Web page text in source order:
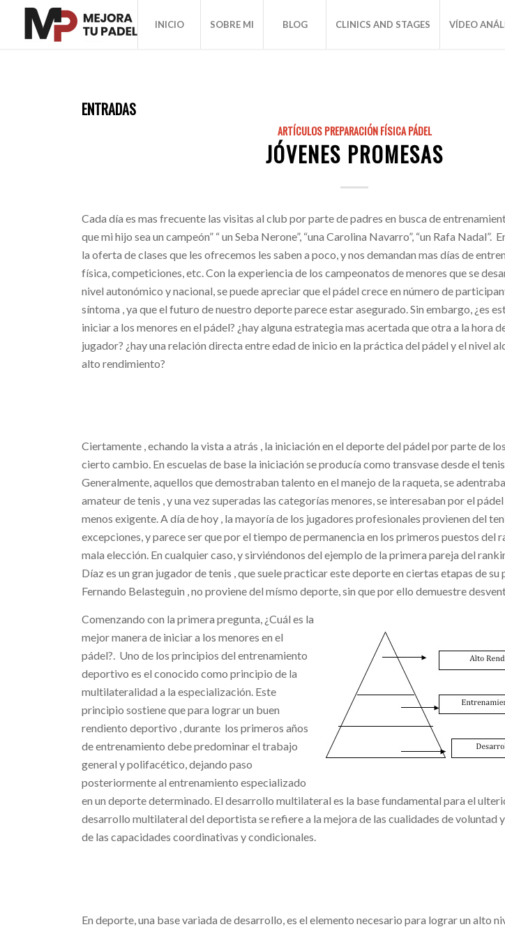
INICIO SOBRE MI BLOG CLINICS AND STAGES VÍDEO
ENTRADAS
ARTÍCULOS PREPARACIÓN FÍSICA PÁDEL
JÓVENES PROMESAS
Cada día es mas frecuente las visitas al club por parte de padres en busca de
que mi hijo sea un campeón” “ un Seba Nerone”, “una Carolina Navarro”, “un Rafa Nadal”.
la oferta de clases que les ofrecemos les saben a poco, y nos demandan mas días de
física, competiciones, etc. Con la experiencia de los campeonatos de menores que se
nivel autonómico y nacional, se puede apreciar que el pádel crece en número de
síntoma , ya que el futuro de nuestro deporte parece estar asegurado. Sin embargo, ¿es
iniciar a los menores en el pádel? ¿hay alguna estrategia mas acertada que otra a la hora
jugador? ¿hay una relación directa entre edad de inicio en la práctica del pádel y el nivel
alto rendimiento?
Ciertamente , echando la vista a atrás , la iniciación en el deporte del pádel por parte de
cierto cambio. En escuelas de base la iniciación se producía como transvase desde el
Generalmente, aquellos que demostraban talento en el manejo de la raqueta, se
amateur de tenis , y una vez superadas las categorías menores, se interesaban por el
menos exigente. A día de hoy , la mayoría de los jugadores profesionales provienen del
excepciones, y parece ser que por el tiempo de permanencia en los primeros puestos del
mala elección. En cualquier caso, y sirviéndonos del ejemplo de la primera pareja del
Díaz es un gran jugador de tenis , que suele practicar este deporte en ciertas etapas de su
Fernando Belasteguin , no proviene del mísmo deporte, sin que por ello demuestre
Comenzando con la primera pregunta, ¿Cuál es la
mejor manera de iniciar a los menores en el
pádel?. Uno de los principios del entrenamiento
deportivo es el conocido como principio de la
multilateralidad a la especialización. Este
principio sostiene que para lograr un buen
rendiento deportivo , durante los primeros años
de entrenamiento debe predominar el trabajo
general y polifacético, dejando paso
posteriormente al entrenamiento especializado
en un deporte determinado. El desarrollo multilateral es la base fundamental para el
desarrollo multilateral del deportista se refiere a la mejora de las cualidades de voluntad
de las capacidades coordinativas y condicionales.
En deporte, una base variada de desarrollo, es el elemento necesario para lograr un alto